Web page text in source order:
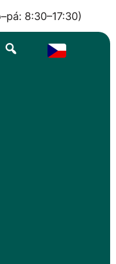
8:30–17:30)
Search